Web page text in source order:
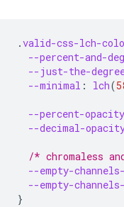
.valid-css-lch-
--percent-and-
--just-the-
--minimal : lch(
--percent-opacity
--decimal-
/* chromaless
--empty-
--empty-
}